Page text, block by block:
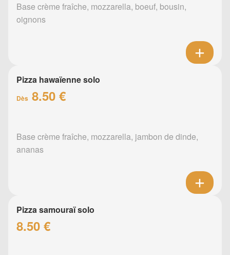
Base crème fraîche, mozzarella, boeuf, bousin,
oignons
Pizza hawaïenne solo
Dès 8.50 €
Base crème fraîche, mozzarella, jambon de dinde,
ananas
Pizza samouraï solo
8.50 €